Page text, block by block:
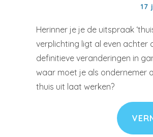
17
Herinner je je de uitspraak
verplichting ligt al even
definitieve veranderingen in
waar moet je als ondernemer
thuis uit laat werken?